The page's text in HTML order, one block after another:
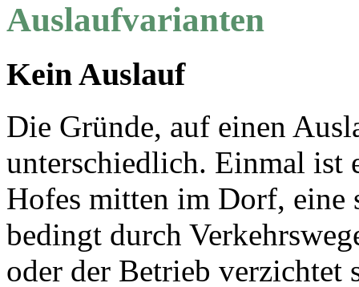
Auslaufvarianten
Kein Auslauf
Die Gründe, auf einen
unterschiedlich. Einmal ist
Hofes mitten im Dorf, eine
bedingt durch
oder der Betrieb verzichtet